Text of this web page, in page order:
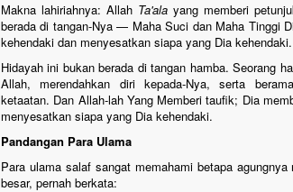
Makna lahiriahnya: Allah Ta'ala yang memberi
berada di tangan-Nya — Maha Suci dan Maha Tinggi
kehendaki dan menyesatkan siapa yang Dia kehendaki.
Hidayah ini bukan berada di tangan hamba. Seorang
Allah, merendahkan diri kepada-Nya, serta
ketaatan. Dan Allah-lah Yang Memberi taufik; Dia
menyesatkan siapa yang Dia kehendaki.
Pandangan Para Ulama
Para ulama salaf sangat memahami betapa
besar, pernah berkata: